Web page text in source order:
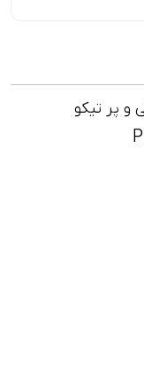
و پر تیکو